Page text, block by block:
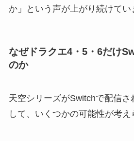
か」という声が上がり続けてい
なぜドラクエ4・5・6だけ
のか
天空シリーズがSwitchで配信さ
して、いくつかの可能性が考え